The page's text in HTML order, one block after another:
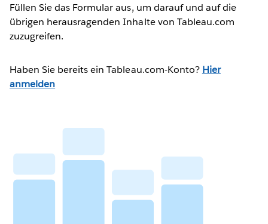
Füllen Sie das Formular aus, um darauf und auf die
übrigen herausragenden Inhalte von Tableau.com
zuzugreifen.
Haben Sie bereits ein Tableau.com-Konto? Hier
anmelden